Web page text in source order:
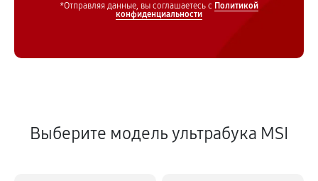
*Отправляя данные, вы соглашаетесь с Политикой
конфиденциальности
Выберите модель ультрабука MSI